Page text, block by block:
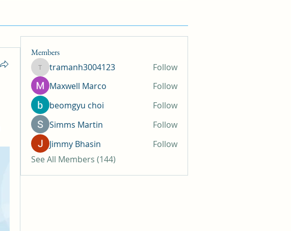
Members
tramanh3004123
tramanh3004123
Follow
Maxwell Marco
Follow
beomgyu choi
Follow
Simms Martin
Follow
Jimmy Bhasin
Follow
See All Members (144)